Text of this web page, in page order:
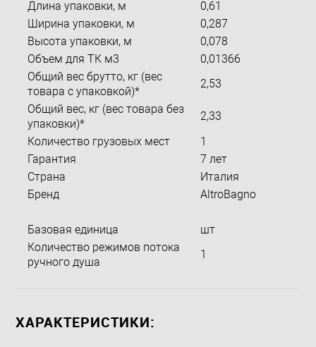
Длина упаковки, м
0,61
Ширина упаковки, м
0,287
Высота упаковки, м
0,078
Объем для ТК м3
0,01366
Общий вес брутто, кг (вес
товара с упаковкой)*
2,53
Общий вес, кг (вес товара без
упаковки)*
2,33
Количество грузовых мест
1
Гарантия
7 лет
Страна
Италия
Бренд
AltroBagno
Базовая единица
шт
Количество режимов потока
ручного душа
1
ХАРАКТЕРИСТИКИ: